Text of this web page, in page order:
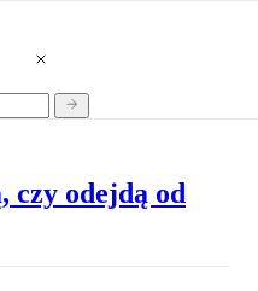
czy odejdą od